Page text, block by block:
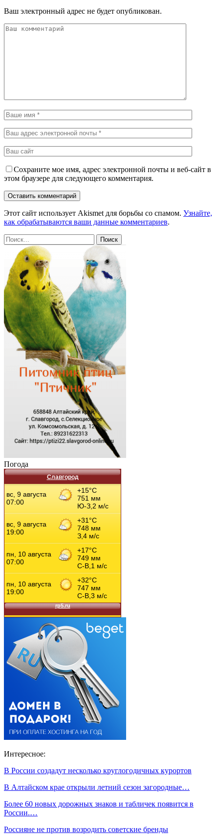
Ваш электронный адрес не будет опубликован.
Сохраните мое имя, адрес электронной почты и веб-сайт в
этом браузере для следующего комментария.
Этот сайт использует Akismet для борьбы со спамом. Узнайте,
как обрабатываются ваши данные комментариев.
Погода
Славгород
Интересное:
В России создадут несколько круглогодичных курортов
В Алтайском крае открыли летний сезон загородные…
Более 60 новых дорожных знаков и табличек появится в
России.…
Россияне не против возродить советские бренды